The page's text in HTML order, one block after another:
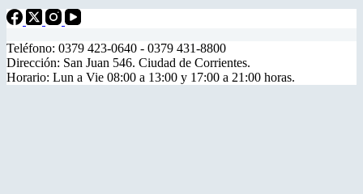
Teléfono: 0379 423-0640 - 0379 431-8800
Dirección: San Juan 546. Ciudad de Corrientes.
Horario: Lun a Vie 08:00 a 13:00 y 17:00 a 21:00 horas.